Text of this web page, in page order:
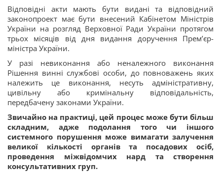
Відповідні акти мають бути видані та відповідний
законопроект має бути внесений Кабінетом Міністрів
України на розгляд Верховної Ради України протягом
трьох місяців від дня видання доручення Прем’єр-
міністра України.
У разі невиконання або неналежного виконання
Рішення винні службові особи, до повноважень яких
належить це виконання, несуть адміністративну,
цивільну або кримінальну відповідальність,
передбачену законами України.
Звичайно на практиці, цей процес може бути більш
складним, адже подолання того чи іншого
системного порушення може вимагати залучення
великої кількості органів та посадових осіб,
проведення міжвідомчих нард та створення
консультативних груп.